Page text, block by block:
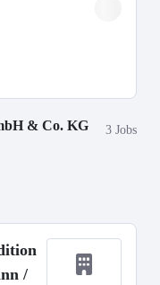
& Co. KG 3 Jobs
/